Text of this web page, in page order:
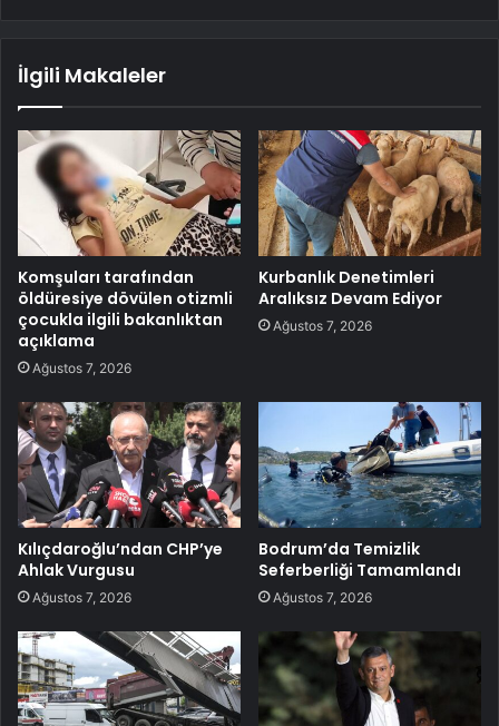
İlgili Makaleler
Komşuları tarafından
öldüresiye dövülen otizmli
çocukla ilgili bakanlıktan
açıklama
Ağustos 7, 2026
Kurbanlık Denetimleri
Aralıksız Devam Ediyor
Ağustos 7, 2026
Kılıçdaroğlu’ndan CHP’ye
Ahlak Vurgusu
Ağustos 7, 2026
Bodrum’da Temizlik
Seferberliği Tamamlandı
Ağustos 7, 2026